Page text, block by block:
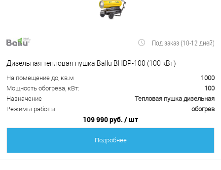
Под заказ (10-12 дней)
Дизельная тепловая пушка Ballu BHDP-100 (100 кВт)
На помещение до, кв.м
1000
Мощность обогрева, кВт:
100
Назначение
Тепловая пушка дизельная
Режимы работы
обогрев
109 990 руб. / шт
Подробнее